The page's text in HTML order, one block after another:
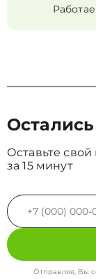
Оставьте
за 15 минут
Отправляя, Вы